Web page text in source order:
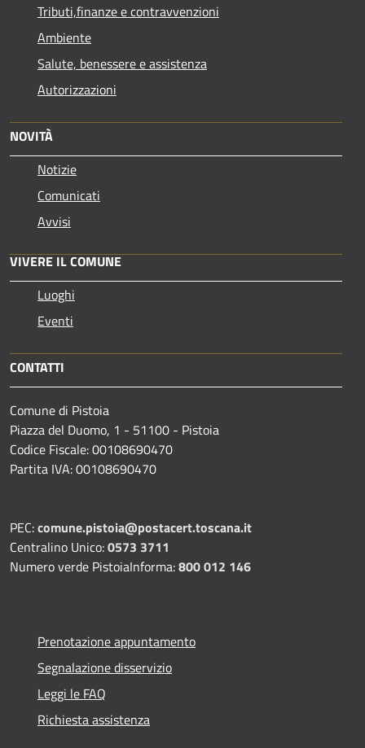
Tributi,finanze e contravvenzioni
Ambiente
Salute, benessere e assistenza
Autorizzazioni
NOVITÀ
Notizie
Comunicati
Avvisi
VIVERE IL COMUNE
Luoghi
Eventi
CONTATTI
Comune di Pistoia
Piazza del Duomo, 1 - 51100 - Pistoia
Codice Fiscale: 00108690470
Partita IVA: 00108690470
PEC:comune.pistoia@postacert.toscana.it
Centralino Unico:0573 3711
Numero verde PistoiaInforma:800 012 146
Prenotazione appuntamento
Segnalazione disservizio
Leggi le FAQ
Richiesta assistenza